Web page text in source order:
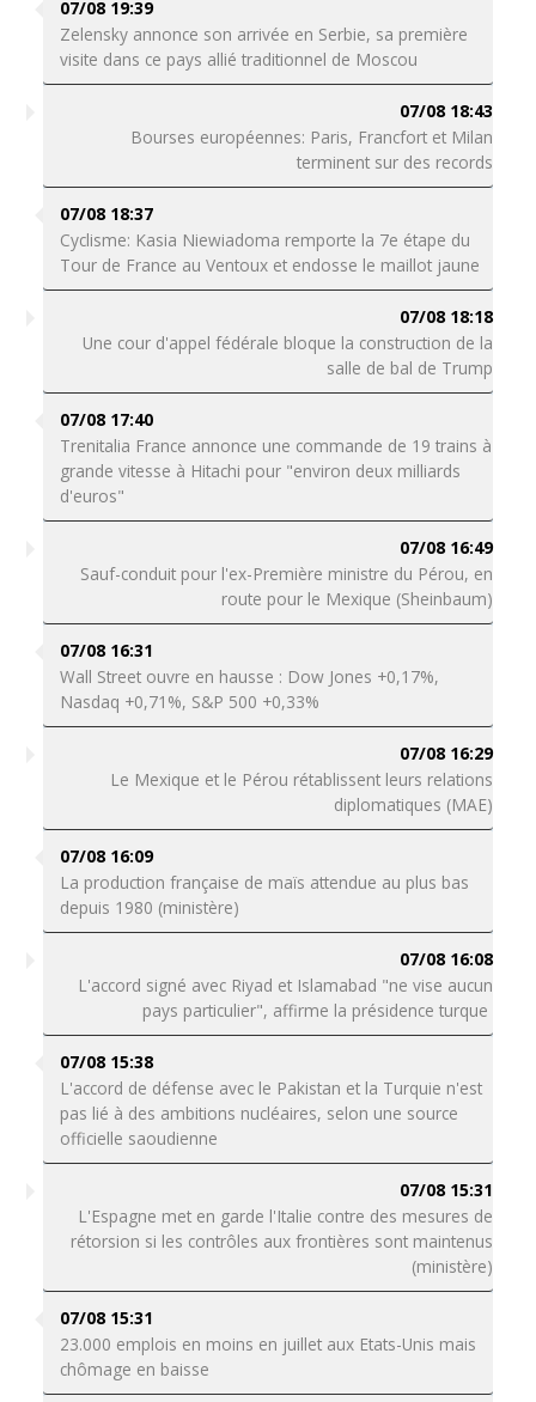
07/08 19:39
Zelensky annonce son arrivée en Serbie, sa première
visite dans ce pays allié traditionnel de Moscou
07/08 18:43
Bourses européennes: Paris, Francfort et Milan
terminent sur des records
07/08 18:37
Cyclisme: Kasia Niewiadoma remporte la 7e étape du
Tour de France au Ventoux et endosse le maillot jaune
07/08 18:18
Une cour d'appel fédérale bloque la construction de la
salle de bal de Trump
07/08 17:40
Trenitalia France annonce une commande de 19 trains à
grande vitesse à Hitachi pour "environ deux milliards
d'euros"
07/08 16:49
Sauf-conduit pour l'ex-Première ministre du Pérou, en
route pour le Mexique (Sheinbaum)
07/08 16:31
Wall Street ouvre en hausse : Dow Jones +0,17%,
Nasdaq +0,71%, S&P 500 +0,33%
07/08 16:29
Le Mexique et le Pérou rétablissent leurs relations
diplomatiques (MAE)
07/08 16:09
La production française de maïs attendue au plus bas
depuis 1980 (ministère)
07/08 16:08
L'accord signé avec Riyad et Islamabad "ne vise aucun
pays particulier", affirme la présidence turque
07/08 15:38
L'accord de défense avec le Pakistan et la Turquie n'est
pas lié à des ambitions nucléaires, selon une source
officielle saoudienne
07/08 15:31
L'Espagne met en garde l'Italie contre des mesures de
rétorsion si les contrôles aux frontières sont maintenus
(ministère)
07/08 15:31
23.000 emplois en moins en juillet aux Etats-Unis mais
chômage en baisse